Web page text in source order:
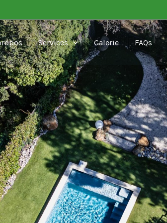
Services Galerie FAQs